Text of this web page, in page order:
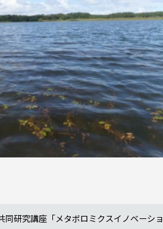
研究講座「メタボロミクスイノベーショ